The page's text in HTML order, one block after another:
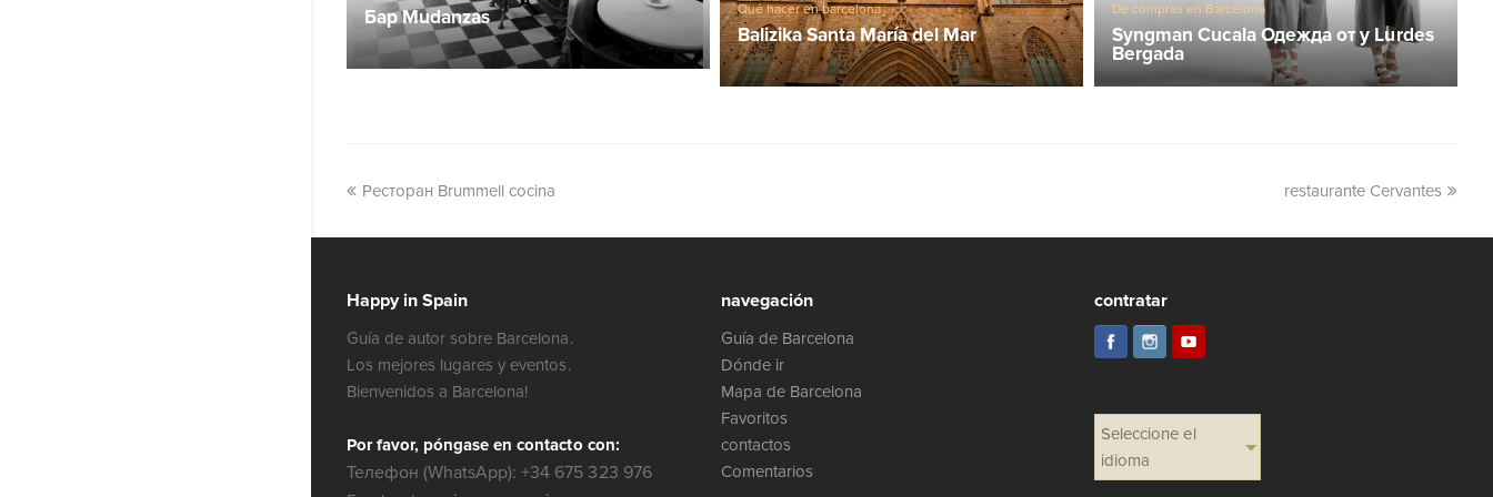
Бар Mudanzas Qué hacer en barcelona
Balizika Santa María del Mar
De compras en Barcelona
Syngman Cucala Одежда от y Lurdes
Bergada
Ресторан Brummell cocina restaurante Cervantes
Happy in Spain
Guía de autor sobre Barcelona.
Los mejores lugares y eventos.
Bienvenidos a Barcelona!
Por favor, póngase en contacto con:
Телефон (WhatsApp): +34 675 323 976
navegación
Guía de Barcelona
Dónde ir
Mapa de Barcelona
Favoritos
contactos
Comentarios
contratar
Seleccione el
idioma